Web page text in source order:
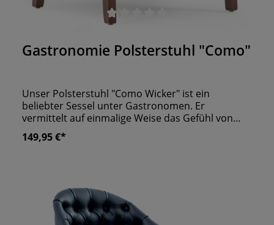
Durchschnittliche Bewertung von 0 von 5 Sternen
Gastronomie Polsterstuhl "Como"
Unser Polsterstuhl "Como Wicker" ist ein
beliebter Sessel unter Gastronomen. Er
vermittelt auf einmalige Weise das Gefühl von
Sitzkomfort. Aus luxuriösen Hotelanlagen und
Kaffeehäusern ist er daher nicht mehr
Durch sein massives Gestell und die dicke
Polsterung bietet er Ihren Gästen genau die
richtige Gelegenheit zum Ausruhen und
149,95 €*